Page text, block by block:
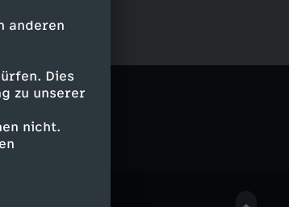
anderen
Dies
zu unserer
nicht.